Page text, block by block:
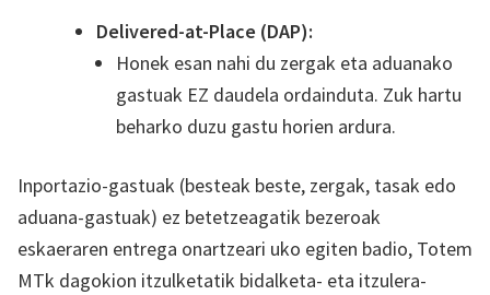
Delivered-at-Place (DAP):
Honek esan nahi du zergak eta aduanako
gastuak EZ daudela ordainduta. Zuk hartu
beharko duzu gastu horien ardura.
Inportazio-gastuak (besteak beste, zergak, tasak edo
aduana-gastuak) ez betetzeagatik bezeroak
eskaeraren entrega onartzeari uko egiten badio, Totem
MTk dagokion itzulketatik bidalketa- eta itzulera-